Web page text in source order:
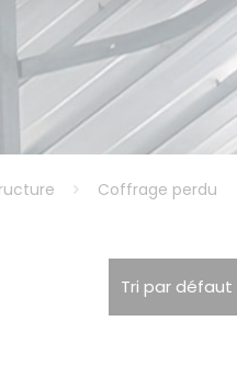
Coffrage perdu